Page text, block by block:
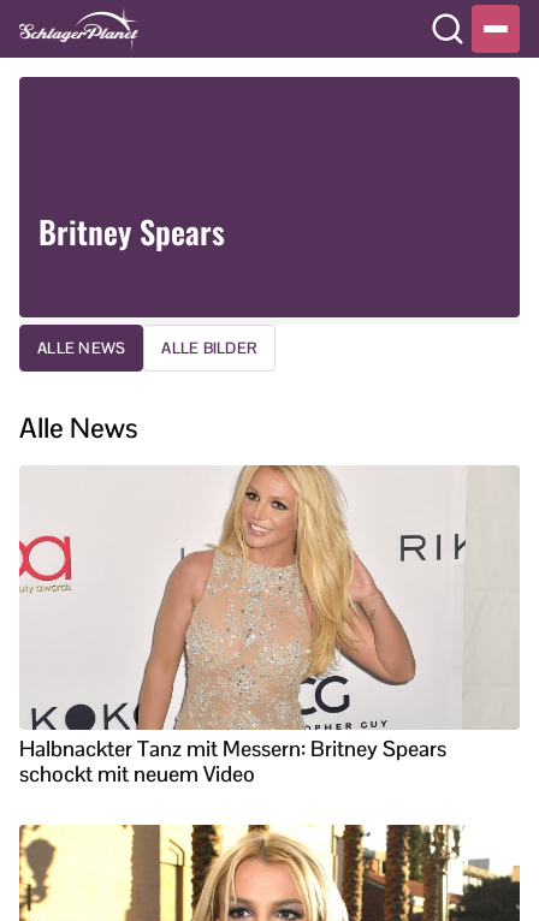
Britney Spears
ALLE NEWS ALLE BILDER
Alle News
Halbnackter Tanz mit Messern: Britney Spears
schockt mit neuem Video